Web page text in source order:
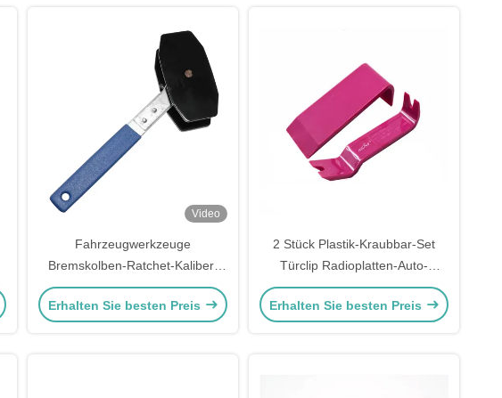
Video
Fahrzeugwerkzeuge
Bremskolben-Ratchet-Kaliber-
Verbreiter Bremskolben-
Diskkolben-Kaliber-Piston-
Erhalten Sie besten Preis
2 Stück Plastik-Kraubbar-Set
Türclip Radioplatten-Auto-
Entfernung Werkzeug Plastik
Trim Audio-Armaturenbrett
Erhalten Sie besten Preis